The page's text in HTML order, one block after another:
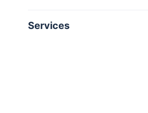
Services